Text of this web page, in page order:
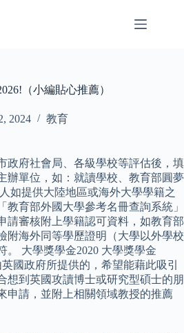
（小編貼心推薦）
2024 教育
政府社會局、各級學校等評估後，填
辦單位，如：就讀學校、教育部圓夢
如提供大陸地區或海外大學學籍之
教育部外國大學參考名冊查詢系統」
請審核附上學籍認可資料，如教育部
附海外同等學歷證明（大學以外學校
。 大學獎學金2020 大學獎學金
國政府所提供的，希望能藉此吸引
想到英國攻讀博士或研究型碩士的朋
申請，並附上相關領域教授的推薦